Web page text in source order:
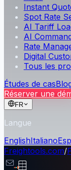
Instant
Spot Rate
AI Tariff
AI
Rate
Digital
Tous les
Études de cas
Réserver une
FR
Langue
EnglishItaliano
Freightools.com/